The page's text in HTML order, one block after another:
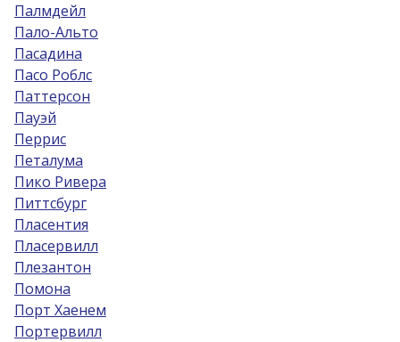
Палмдейл
Пало-Альто
Пасадина
Пасо Роблс
Паттерсон
Пауэй
Перрис
Петалума
Пико Ривера
Питтсбург
Пласентия
Пласервилл
Плезантон
Помона
Порт Хаенем
Портервилл